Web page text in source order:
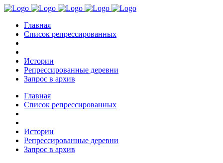
Главная
Список репрессированных
Истории
Репрессированные деревни
Запрос в архив
Главная
Список репрессированных
Истории
Репрессированные деревни
Запрос в архив